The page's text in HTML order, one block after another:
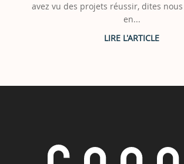
avez vu des projets réussir, dites
en...